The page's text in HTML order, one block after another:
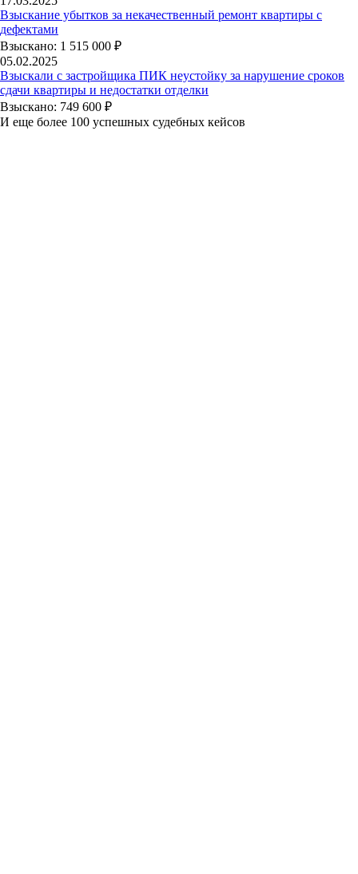
Взыскание убытков за некачественный ремонт квартиры с
дефектами
Взыскано: 1 515 000 ₽
05.02.2025
Взыскали с застройщика ПИК неустойку за нарушение сроков
сдачи квартиры и недостатки отделки
Взыскано: 749 600 ₽
И еще более 100 успешных судебных кейсов